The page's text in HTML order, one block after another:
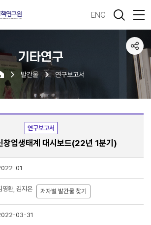
ENG
기타연구
발간물 연구보고서
연구보고서
창업생태계 대시보드(22년 1분기)
01
영환, 김지은 저자별 발간물 찾기
03-31